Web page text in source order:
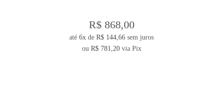
R$ 868,00
até6x deR$ 144,66 sem juros
ou R$ 781,20via Pix